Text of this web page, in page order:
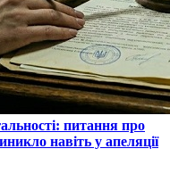
питання про
навіть у апеляції